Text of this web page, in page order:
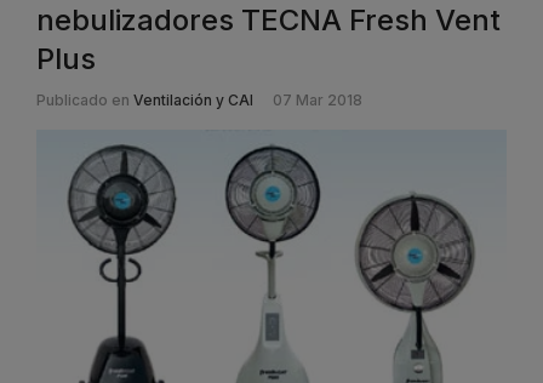
nebulizadores TECNA Fresh Vent
Plus
Publicado en Ventilación y CAI 07 Mar 2018